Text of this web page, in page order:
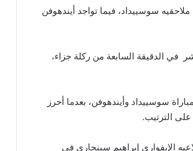
12 نقطة، بفارق 3 نقاط أمام أقرب ملاحقيه سوسييداد، فيما تواجد أيندهوفن
في الدقيقة السابعة من ركلة جزاء،
سوسييداد وأيندهوفن، بعدما أحرز
الإيفواري إبراهيم سينجاري في